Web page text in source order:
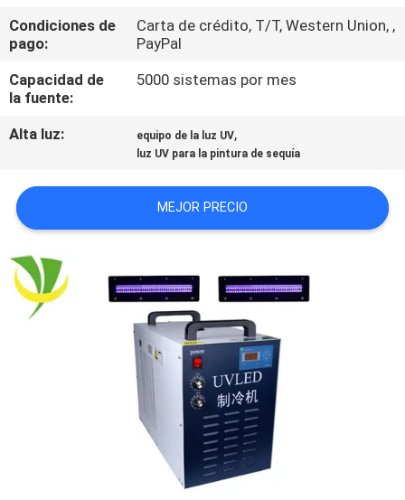
NOTICIAS
PIDA
UNA
CITA
MAPA
DEL
SITIO
PRIVACY
Condiciones de
pago:
Carta de crédito, T/T, Western Union, ,
PayPal
Capacidad de
la fuente:
5000 sistemas por mes
Alta luz: equipo de la luz UV,
luz UV para la pintura de sequía
MEJOR PRECIO